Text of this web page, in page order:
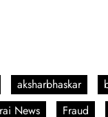
aksharbhaskar
News Fraud